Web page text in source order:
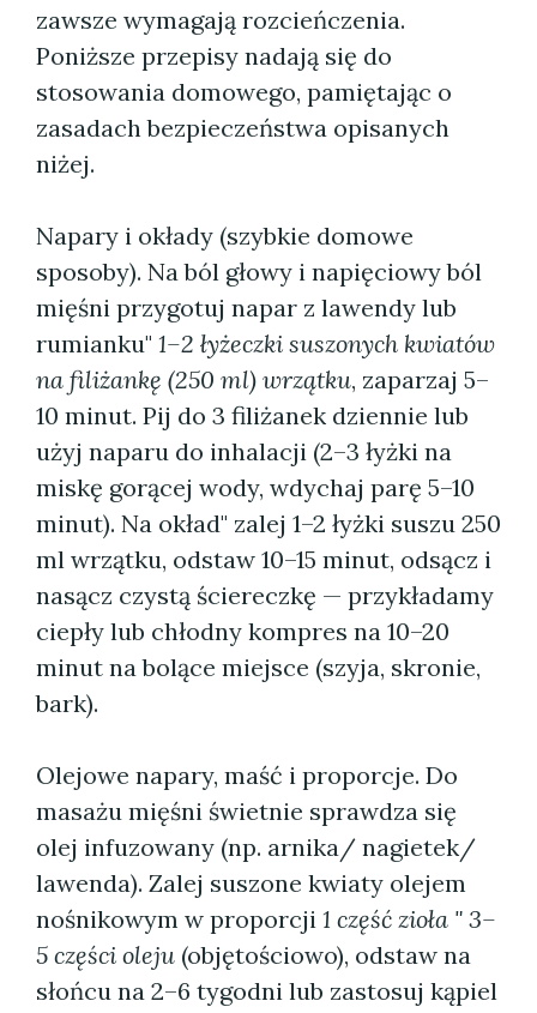
zawsze wymagają rozcieńczenia.
Poniższe przepisy nadają się do
stosowania domowego, pamiętając o
zasadach bezpieczeństwa opisanych
niżej.
Napary i okłady (szybkie domowe
sposoby). Na ból głowy i napięciowy ból
mięśni przygotuj napar z lawendy lub
rumianku" 1–2 łyżeczki suszonych kwiatów
na filiżankę (250 ml) wrzątku, zaparzaj 5–
10 minut. Pij do 3 filiżanek dziennie lub
użyj naparu do inhalacji (2–3 łyżki na
miskę gorącej wody, wdychaj parę 5–10
minut). Na okład" zalej 1–2 łyżki suszu 250
ml wrzątku, odstaw 10–15 minut, odsącz i
nasącz czystą ściereczkę — przykładamy
ciepły lub chłodny kompres na 10–20
minut na bolące miejsce (szyja, skronie,
bark).
Olejowe napary, maść i proporcje. Do
masażu mięśni świetnie sprawdza się
olej infuzowany (np. arnika/ nagietek/
lawenda). Zalej suszone kwiaty olejem
nośnikowym w proporcji 1 część zioła " 3–
5 części oleju (objętościowo), odstaw na
słońcu na 2–6 tygodni lub zastosuj kąpiel